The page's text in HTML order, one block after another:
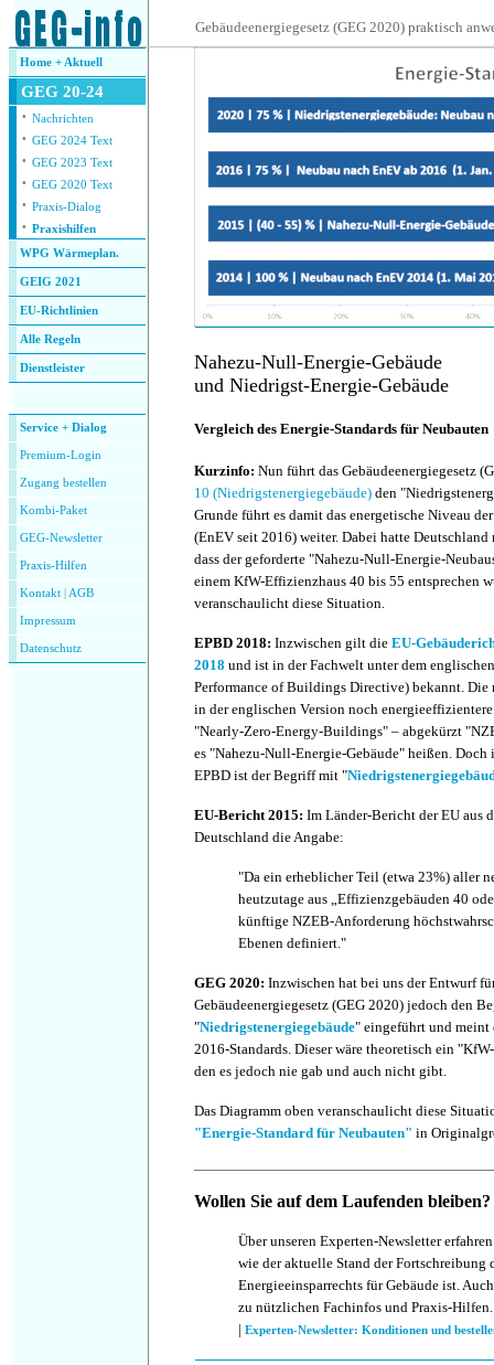
Gebäudeenergiegesetz (GEG 2020) praktisch
Home + Aktuell
GEG 20-24
· Nachrichten
· GEG 2024 Text
· GEG 2023 Text
· GEG 2020 Text
· Praxis-Dialog
· Praxishilfen
WPG Wärmeplan.
GEIG 2021
EU-Richtlinien
Alle Regeln
Dienstleister
Service + Dialog
Premium-Login
Zugang bestellen
Kombi-Paket
GEG-Newsletter
Praxis-Hilfen
Kontakt AGB
Impressum
Datenschutz
Nahezu-Null-Energie-Gebäude
und Niedrigst-Energie-Gebäude
Vergleich des Energie-Standards für Neubauten
Kurzinfo: Nun führt das Gebäudeenergiegesetz
10 (Niedrigstenergiegebäude) den
Grunde führt es damit das energetische Niveau
(EnEV seit 2016) weiter. Dabei hatte
dass der geforderte "Nahezu-Null-Energie-
einem KfW-Effizienzhaus 40 bis 55 entsprechen
veranschaulicht diese Situation.
EPBD 2018: Inzwischen gilt die EU-
2018 und ist in der Fachwelt unter dem
Performance of Buildings Directive) bekannt. Die
in der englischen Version noch
"Nearly-Zero-Energy-Buildings" – abgekürzt
es "Nahezu-Null-Energie-Gebäude" heißen. Doch
EPBD ist der Begriff mit "
EU-Bericht 2015: Im Länder-Bericht der EU aus
Deutschland die Angabe:
"Da ein erheblicher Teil (etwa 23%) aller
heutzutage aus „Effizienzgebäuden 40
künftige NZEB-Anforderung
Ebenen definiert."
GEG 2020: Inzwischen hat bei uns der Entwurf
Gebäudeenergiegesetz (GEG 2020) jedoch den
"Niedrigstenergiegebäude" eingeführt und meint
2016-Standards. Dieser wäre theoretisch ein
den es jedoch nie gab und auch nicht gibt.
Das Diagramm oben veranschaulicht diese
"Energie-Standard für Neubauten" in
Wollen Sie auf dem Laufenden bleiben?
Über unseren Experten-Newsletter
wie der aktuelle Stand der Fortschreibung
Energieeinsparrechts für Gebäude ist.
zu nützlichen Fachinfos und Praxis-Hilfen.
| Experten-Newsletter: Konditionen und